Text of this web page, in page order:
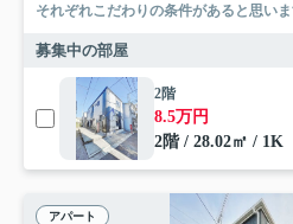
それぞれこだわりの条件があると思い
募集中の部屋
2階
8.5万円
2階 / 28.02㎡ / 1K
アパート